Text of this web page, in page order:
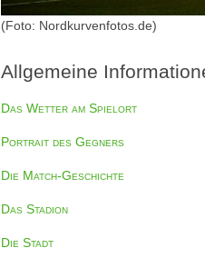
(Foto: Nordkurvenfotos.de)
Allgemeine
Das Wetter am Spielort
Portrait des Gegners
Die Match-Geschichte
Das Stadion
Die Stadt